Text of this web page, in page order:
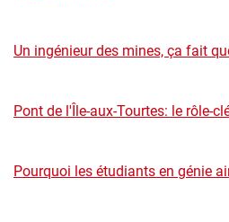
Un ingénieur des mines, ça fait
Pont de l'Île-aux-Tourtes: le rôle-
Pourquoi les étudiants en génie